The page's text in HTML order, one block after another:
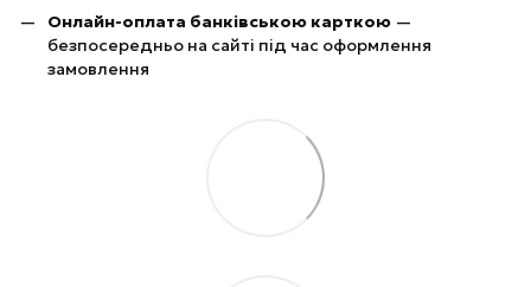
Онлайн-оплата банківською карткою —
безпосередньо на сайті під час оформлення
замовлення